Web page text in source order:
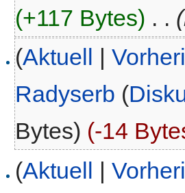
(+117 Bytes) . .
(Aktuell |
Radyserb (
Bytes) (-14
(Aktuell |